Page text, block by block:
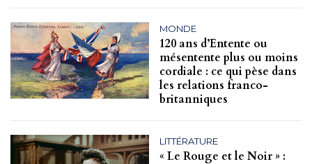
MONDE
120 ans d’Entente ou
mésentente plus ou moins
cordiale : ce qui pèse dans
les relations franco-
britanniques
LITTÉRATURE
« Le Rouge et le Noir » :